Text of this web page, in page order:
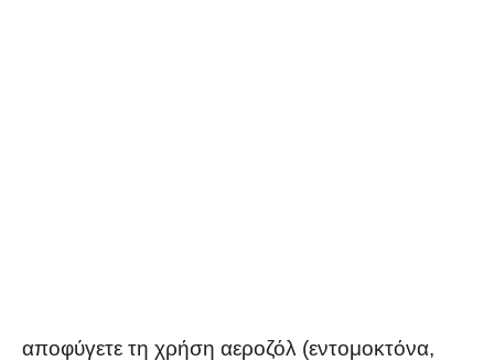
αποφύγετε τη χρήση αεροζόλ (εντομοκτόνα,